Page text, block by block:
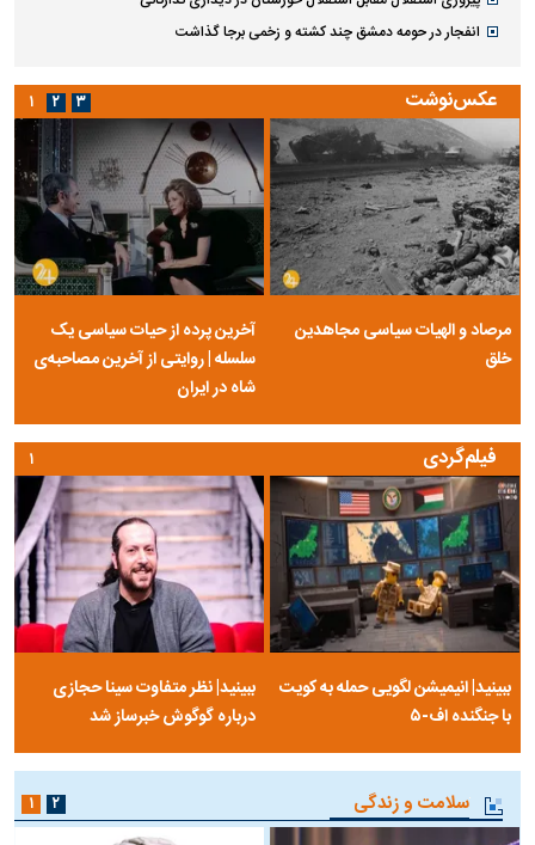
انفجار در حومه دمشق چند کشته و زخمی برجا گذاشت
عکس‌نوشت
مرصاد و الهیات سیاسی مجاهدین
خلق
آخرین پرده از حیات سیاسی یک
سلسله | روایتی از آخرین مصاحبه‌ی
شاه در ایران
۱ ۲ ۳
فیلم‌گردی
ببینید| انیمیشن لگویی حمله به کویت
با جنگنده اف-۵
ببینید| نظر متفاوت سینا حجازی
درباره گوگوش خبرساز شد
۱
سلامت و زندگی ۱ ۲